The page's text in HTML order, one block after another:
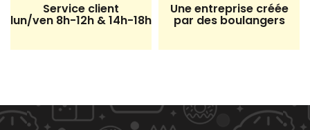
Service client
lun/ven 8h-12h & 14h-18h
Une entreprise créée
par des boulangers